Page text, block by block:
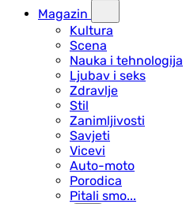
Magazin
Kultura
Scena
Nauka i tehnologija
Ljubav i seks
Zdravlje
Stil
Zanimljivosti
Savjeti
Vicevi
Auto-moto
Porodica
Pitali smo...